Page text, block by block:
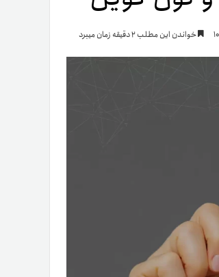
خواندن این مطلب 2 دقیقه زمان میبرد